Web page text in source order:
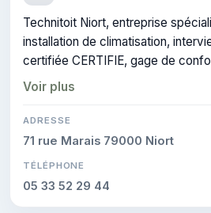
Technitoit Niort, entreprise
installation de climatisation,
certifiée CERTIFIE, gage de
interventions réalisées.
Voir plus
ADRESSE
71 rue Marais 79000 Niort
TÉLÉPHONE
05 33 52 29 44